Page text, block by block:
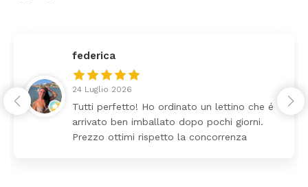
federica
24 Luglio 2026
Tutti perfetto! Ho ordinato un lettino che é
arrivato ben imballato dopo pochi giorni.
Prezzo ottimi rispetto la concorrenza